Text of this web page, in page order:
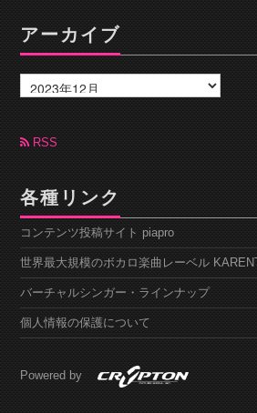
アーカイブ
ー
カ
ブRSS
各種リンク
コンテンツ投稿サイト piapro
世界最大規模のボカロ楽曲レーベル KARENT
バーチャルシンガー・ラインナップ
個人情報の保護について
Powered by